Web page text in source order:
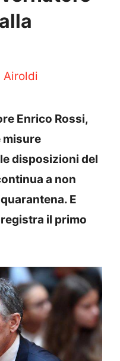
Airoldi
Enrico Rossi,
misure
disposizioni del
a non
E
il primo